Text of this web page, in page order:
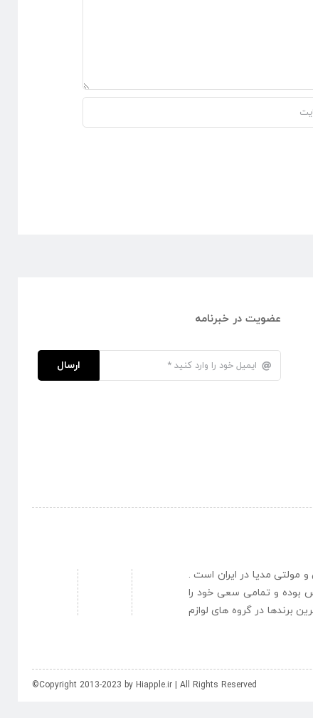
عضویت در خبرنامه
ارسال
و مولتی مدیا در ایران است .
بوده و تمامی سعی خود را
برندها در گروه های لوازم
©Copyright 2013-2023 by Hiapple.ir | All Rights Reserved